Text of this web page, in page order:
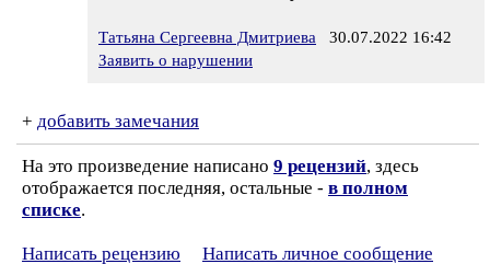
Татьяна Сергеевна Дмитриева 30.07.2022 16:42
Заявить о нарушении
+ добавить замечания
На это произведение написано 9 рецензий, здесь
отображается последняя, остальные - в полном
списке.
Написать рецензию
Написать личное сообщение